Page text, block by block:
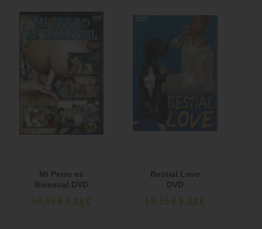
Mi Perro es
Bisexual DVD
18,15 € 9,08 €
Bestial Love
DVD
18,15 €9,08 €